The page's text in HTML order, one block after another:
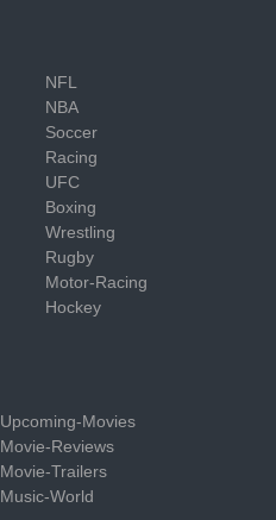
NFL
NBA
Soccer
Racing
UFC
Boxing
Wrestling
Rugby
Motor-Racing
Hockey
Upcoming-Movies
Movie-Reviews
Movie-Trailers
Music-World